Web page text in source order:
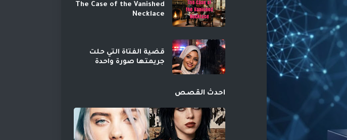
The Case of the Vanished
Necklace
قضية الفتاة التي حلت
جريمتها صورة واحدة
احدث القصص